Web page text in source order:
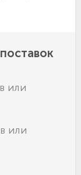
или
или